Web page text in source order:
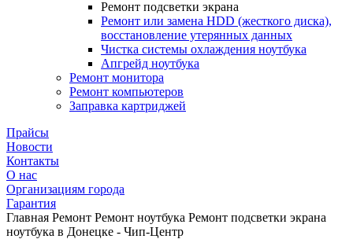
Ремонт подсветки экрана
Ремонт или замена HDD (жесткого диска),
восстановление утерянных данных
Чистка системы охлаждения ноутбука
Апгрейд ноутбука
Ремонт монитора
Ремонт компьютеров
Заправка картриджей
Прайсы
Новости
Контакты
О нас
Организациям города
Гарантия
Главная Ремонт Ремонт ноутбука Ремонт подсветки экрана
ноутбука в Донецке - Чип-Центр